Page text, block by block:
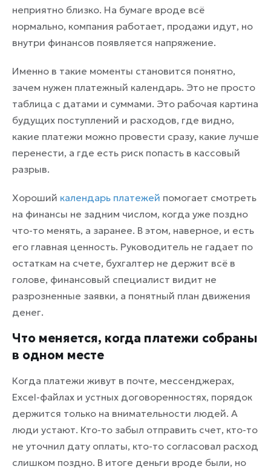
неприятно близко. На бумаге вроде всё
нормально, компания работает, продажи идут, но
внутри финансов появляется напряжение.
Именно в такие моменты становится понятно,
зачем нужен платежный календарь. Это не просто
таблица с датами и суммами. Это рабочая картина
будущих поступлений и расходов, где видно,
какие платежи можно провести сразу, какие лучше
перенести, а где есть риск попасть в кассовый
разрыв.
Хороший календарь платежей помогает смотреть
на финансы не задним числом, когда уже поздно
что-то менять, а заранее. В этом, наверное, и есть
его главная ценность. Руководитель не гадает по
остаткам на счете, бухгалтер не держит всё в
голове, финансовый специалист видит не
разрозненные заявки, а понятный план движения
денег.
Что меняется, когда платежи собраны
в одном месте
Когда платежи живут в почте, мессенджерах,
Excel-файлах и устных договоренностях, порядок
держится только на внимательности людей. А
люди устают. Кто-то забыл отправить счет, кто-то
не уточнил дату оплаты, кто-то согласовал расход
слишком поздно. В итоге деньги вроде были, но